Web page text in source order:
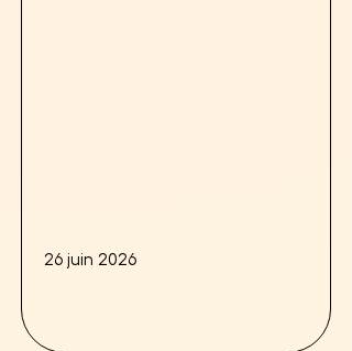
26 juin 2026